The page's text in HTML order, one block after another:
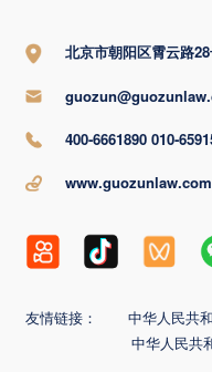
北京市朝阳区霄云路
400-6661890 010-
www.guozunlaw.com
友情链接： 中华人民共
中华人民共